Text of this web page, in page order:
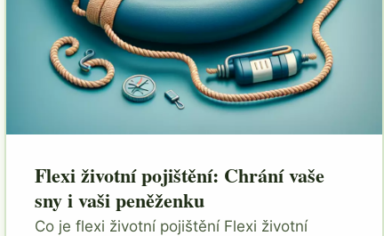
Flexi životní pojištění: Chrání vaše
sny i vaši peněženku
Co je flexi životní pojištění Flexi životní